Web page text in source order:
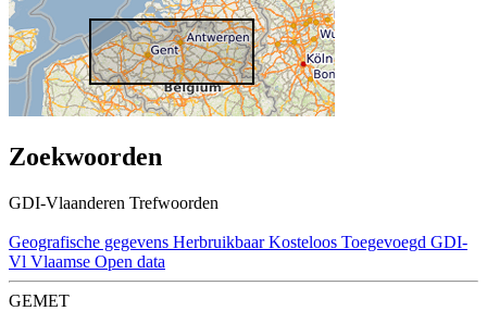
Zoekwoorden
GDI-Vlaanderen Trefwoorden
Geografische gegevens Herbruikbaar Kosteloos Toegevoegd GDI-
Vl Vlaamse Open data
GEMET